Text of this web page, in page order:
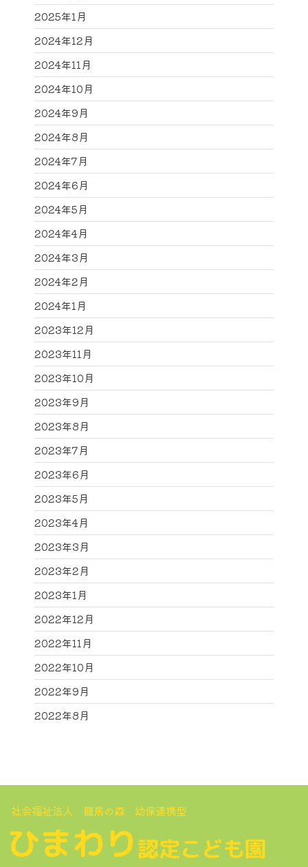
2025年1月
2024年12月
2024年11月
2024年10月
2024年9月
2024年8月
2024年7月
2024年6月
2024年5月
2024年4月
2024年3月
2024年2月
2024年1月
2023年12月
2023年11月
2023年10月
2023年9月
2023年8月
2023年7月
2023年6月
2023年5月
2023年4月
2023年3月
2023年2月
2023年1月
2022年12月
2022年11月
2022年10月
2022年9月
2022年8月
社会福祉法人 龍馬の森 幼保連携型